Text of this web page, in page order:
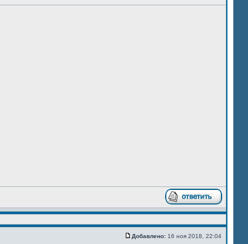
Добавлено: 16 ноя 2018, 22:04